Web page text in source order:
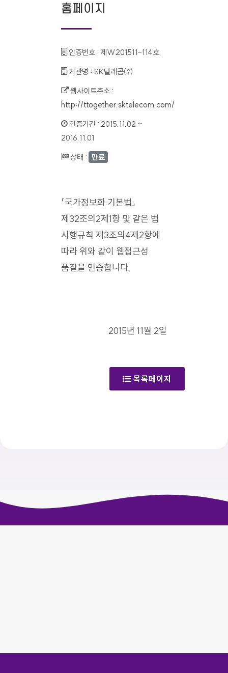
홈페이지
인증번호 : 제W201511-114호
기관명 : SK텔레콤㈜
웹사이트주소 :
http://ttogether.sktelecom.com/
인증기간 : 2015.11.02 ~
2016.11.01
상태 : 만료
「국가정보화 기본법」
제32조의2제1항 및 같은 법
시행규칙 제3조의4제2항에
따라 위와 같이 웹접근성
품질을 인증합니다.
2015년 11월 2일
목록페이지